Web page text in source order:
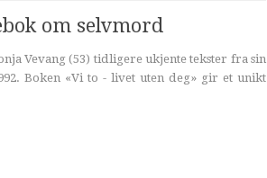
om selvmord
Vevang (53) tidligere ukjente tekster fra sin
Boken «Vi to - livet uten deg» gir et unikt